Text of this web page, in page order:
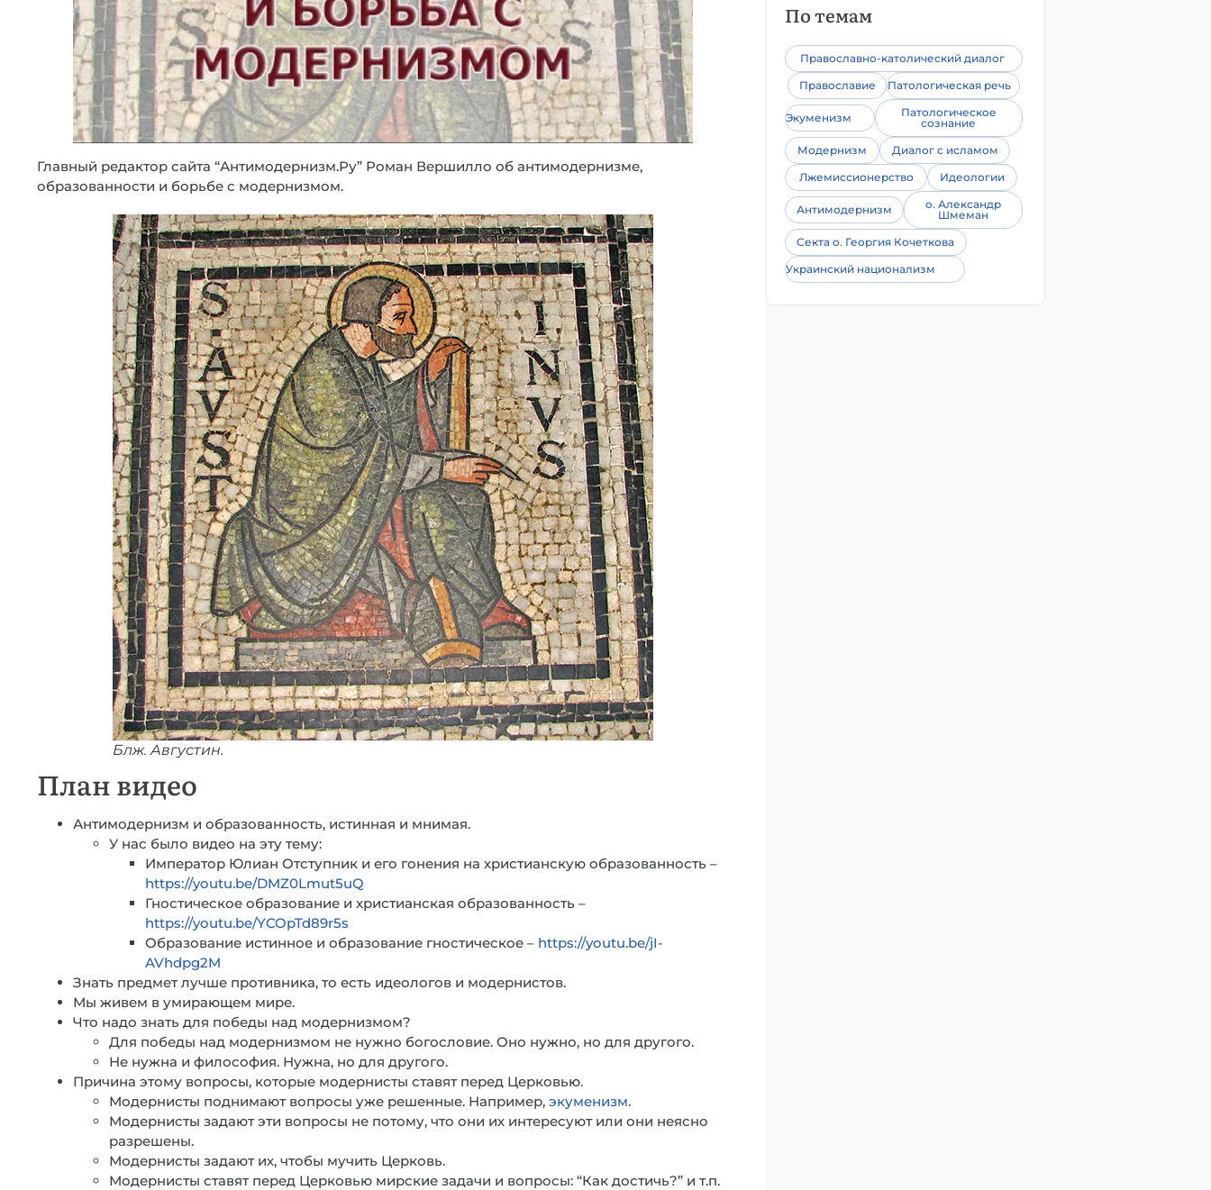
Главный редактор сайта “Антимодернизм.Ру” Роман Вершилло об антимодернизме,
образованности и борьбе с модернизмом.
Блж. Августин.
План видео
Антимодернизм и образованность, истинная и мнимая.
У нас было видео на эту тему:
Император Юлиан Отступник и его гонения на христианскую образованность –
https://youtu.be/DMZ0Lmut5uQ
Гностическое образование и христианская образованность –
https://youtu.be/YCOpTd89r5s
Образование истинное и образование гностическое – https://youtu.be/jI-
AVhdpg2M
Знать предмет лучше противника, то есть идеологов и модернистов.
Мы живем в умирающем мире.
Что надо знать для победы над модернизмом?
Для победы над модернизмом не нужно богословие. Оно нужно, но для другого.
Не нужна и философия. Нужна, но для другого.
Причина этому вопросы, которые модернисты ставят перед Церковью.
Модернисты поднимают вопросы уже решенные. Например, экуменизм.
Модернисты задают эти вопросы не потому, что они их интересуют или они неясно
разрешены.
Модернисты задают их, чтобы мучить Церковь.
Модернисты ставят перед Церковью мирские задачи и вопросы: “Как достичь?” и т.п.
По темам
Православно-католический диалог
Православие
Патологическая речь
Экуменизм
Патологическое
сознание
Модернизм
Диалог с исламом
Лжемиссионерство
Идеологии
Антимодернизм
о. Александр
Шмеман
Секта о. Георгия Кочеткова
Украинский национализм